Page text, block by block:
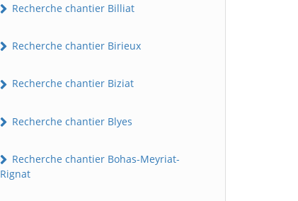
Recherche chantier Billiat
Recherche chantier Birieux
Recherche chantier Biziat
Recherche chantier Blyes
Recherche chantier Bohas-Meyriat-
Rignat